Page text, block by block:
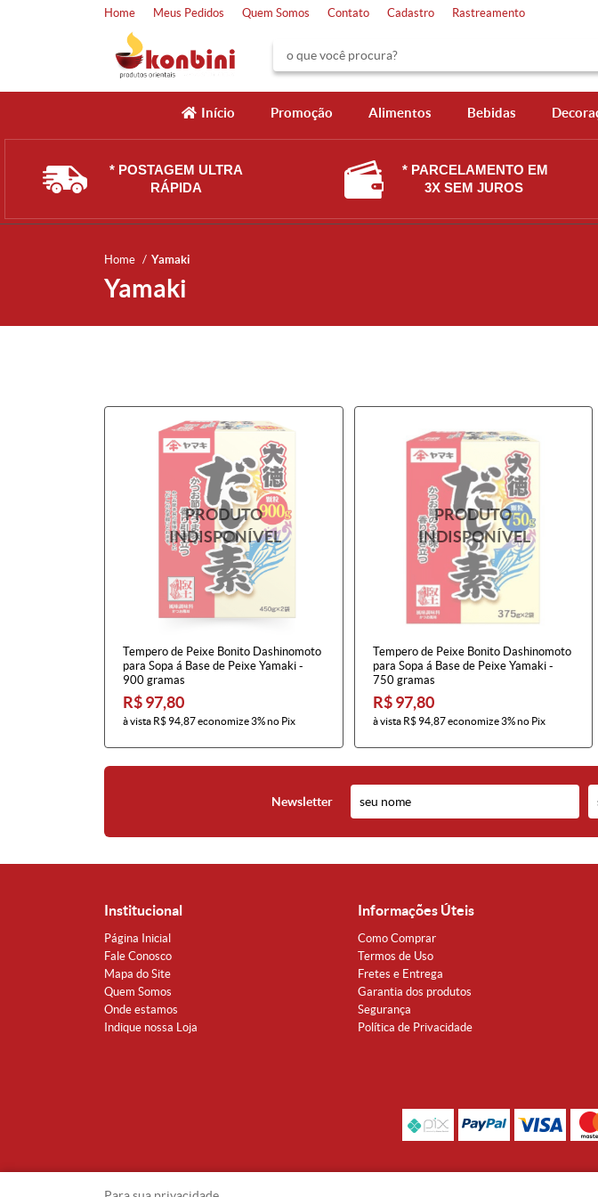
Home Meus Pedidos Quem Somos Contato Cadastro Rastreamento
Início Promoção Alimentos Bebidas
* POSTAGEM ULTRA
RÁPIDA
* PARCELAMENTO EM
3X SEM JUROS
Home Yamaki
Yamaki
Tempero de Peixe Bonito Dashinomoto
para Sopa á Base de Peixe Yamaki -
900 gramas
R$ 97,80
à vista R$ 94,87economize3%no Pix
Tempero de Peixe Bonito Dashinomoto
para Sopa á Base de Peixe Yamaki -
750 gramas
R$ 97,80
à vista R$ 94,87economize3%no Pix
Newsletter
Institucional
Página Inicial
Fale Conosco
Mapa do Site
Quem Somos
Onde estamos
Indique nossa Loja
Informações Úteis
Como Comprar
Termos de Uso
Fretes e Entrega
Garantia dos produtos
Segurança
Política de Privacidade